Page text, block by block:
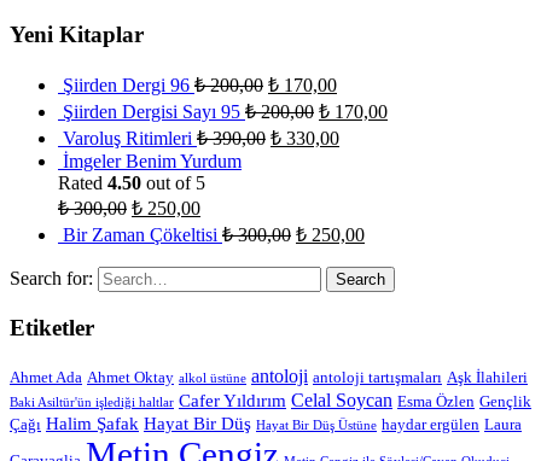
Yeni Kitaplar
Şiirden Dergi 96 ₺200,00 ₺ 170,00
Şiirden Dergisi Sayı 95 ₺200,00 ₺ 170,00
Varoluş Ritimleri ₺390,00 ₺ 330,00
İmgeler Benim Yurdum
Rated 4.50 out of 5
₺300,00 ₺ 250,00
Bir Zaman Çökeltisi ₺300,00 ₺ 250,00
Search for:
Etiketler
Ahmet Ada Ahmet Oktay alkol üstüne antoloji antoloji tartışmaları Aşk İlahileri
Baki Asiltür'ün işlediği haltlar Cafer Yıldırım Celal Soycan Esma Özlen Gençlik
Çağı Halim Şafak Hayat Bir Düş Hayat Bir Düş Üstüne haydar ergülen Laura